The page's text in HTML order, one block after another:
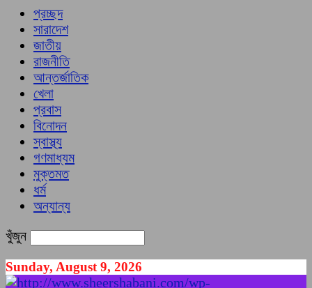
প্রচ্ছদ
সারাদেশ
জাতীয়
রাজনীতি
আন্তর্জাতিক
খেলা
প্রবাস
বিনোদন
স্বাস্থ্য
গণমাধ্যম
মুক্তমত
ধর্ম
অন্যান্য
খুঁজুন
Sunday, August 9, 2026